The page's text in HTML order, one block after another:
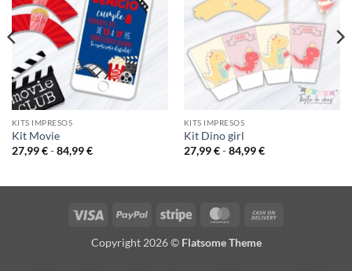
KITS IMPRESOS
Kit Movie
27,99€ - 84,99€Rango
84,99 €
KITS IMPRESOS
Kit Dino girl
27,99€ - 84,99€Rango
84,99 €
Visa PayPal Stripe MasterCard
Copyright 2026 © Flatsome Theme